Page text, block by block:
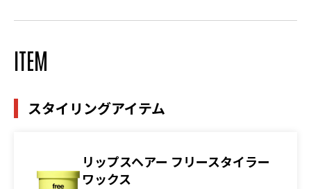
ITEM
スタイリングアイテム
リップスヘアー フリースタイラー
ワックス